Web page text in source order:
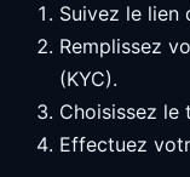
Suivez le
Remplissez
(KYC).
Choisissez
Effectuez